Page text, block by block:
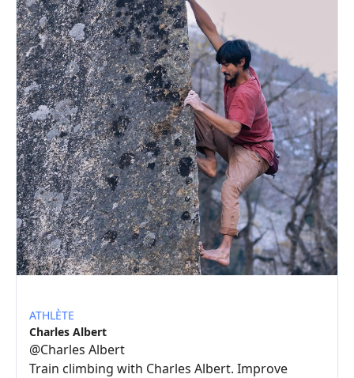
ATHLÈTE
Charles Albert
@Charles Albert
Train climbing with Charles Albert. Improve